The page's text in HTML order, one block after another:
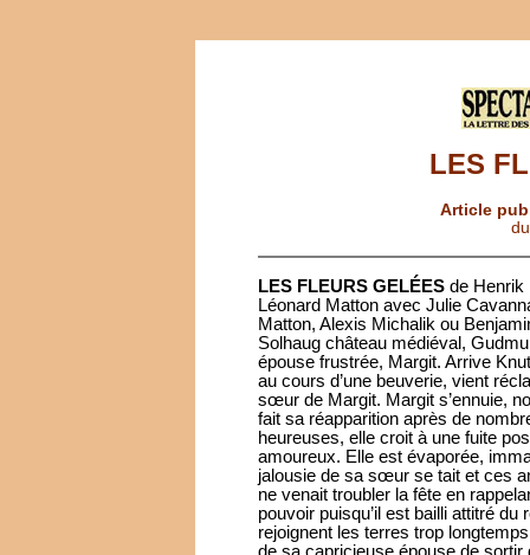
LES
Article
LES FLEURS GELÉES de Henrik
Léonard Matton avec Julie
Matton, Alexis Michalik ou
Solhaug château médiéval,
épouse frustrée, Margit. Arrive
au cours d’une beuverie, vient
sœur de Margit. Margit s’ennuie,
fait sa réapparition après de
heureuses, elle croit à une fuite
amoureux. Elle est évaporée,
jalousie de sa sœur se tait et ces
ne venait troubler la fête en
pouvoir puisqu’il est bailli attitré
rejoignent les terres trop